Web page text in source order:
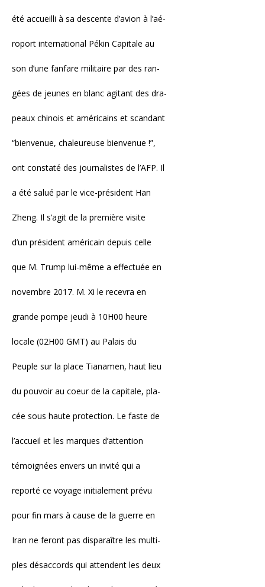
été accueilli à sa descente d’avion à l’aé-
roport international Pékin Capitale au
son d’une fanfare militaire par des ran-
gées de jeunes en blanc agitant des dra-
peaux chinois et américains et scandant
“bienvenue, chaleureuse bienvenue !”,
ont constaté des journalistes de l’AFP. Il
a été salué par le vice-président Han
Zheng. Il s’agit de la première visite
d’un président américain depuis celle
que M. Trump lui-même a effectuée en
novembre 2017. M. Xi le recevra en
grande pompe jeudi à 10H00 heure
locale (02H00 GMT) au Palais du
Peuple sur la place Tianamen, haut lieu
du pouvoir au coeur de la capitale, pla-
cée sous haute protection. Le faste de
l’accueil et les marques d’attention
témoignées envers un invité qui a
reporté ce voyage initialement prévu
pour fin mars à cause de la guerre en
Iran ne feront pas disparaître les multi-
ples désaccords qui attendent les deux